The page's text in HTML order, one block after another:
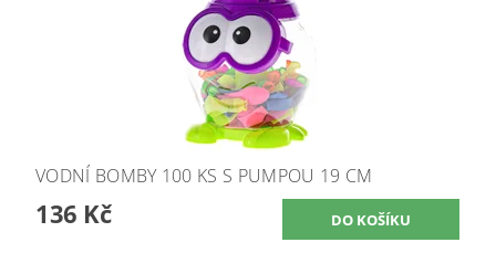
VODNÍ BOMBY 100 KS S PUMPOU 19 CM
136 Kč